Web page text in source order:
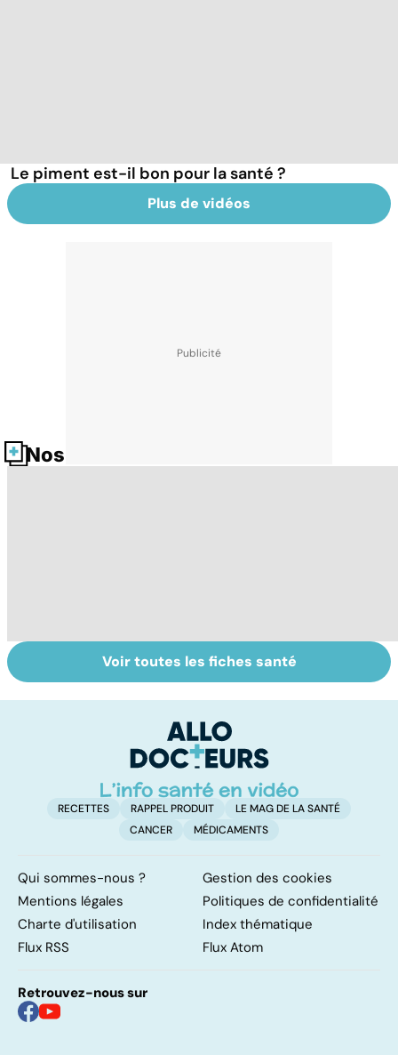
Le piment est-il bon pour la santé ?
Plus de vidéos
Nos fiches santé
Tout savoir sur le
cerveau
Le café : une
mine d'or pour
Voir toutes les fiches santé
RECETTES RAPPEL PRODUIT
LE MAG DE LA SANTÉ
CANCER
MÉDICAMENTS
Qui sommes-nous ?
Gestion des cookies
Mentions légales
Politiques de confidentialité
Charte d'utilisation
Index thématique
Flux RSS
Flux Atom
Retrouvez-nous sur